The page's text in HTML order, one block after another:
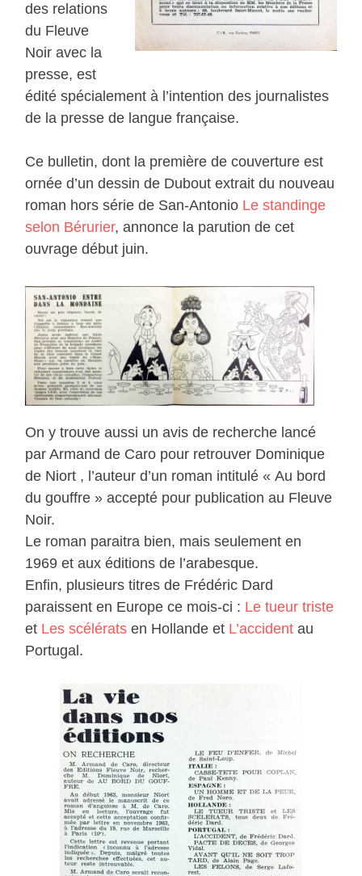
des relations
du Fleuve
Noir avec la
presse, est
édité spécialement à l’intention des journalistes
de la presse de langue française.
Ce bulletin, dont la première de couverture est
ornée d’un dessin de Dubout extrait du nouveau
roman hors série de San-Antonio Le standinge
selon Bérurier, annonce la parution de cet
ouvrage début juin.
On y trouve aussi un avis de recherche lancé
par Armand de Caro pour retrouver Dominique
de Niort , l’auteur d’un roman intitulé « Au bord
du gouffre » accepté pour publication au Fleuve
Noir.
Le roman paraitra bien, mais seulement en
1969 et aux éditions de l’arabesque.
Enfin, plusieurs titres de Frédéric Dard
paraissent en Europe ce mois-ci : Le tueur triste
et Les scélérats en Hollande et L’accident au
Portugal.